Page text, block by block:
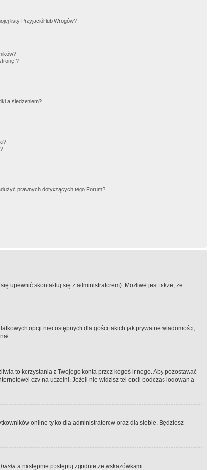
listy Przyjaciół lub Wrogów?
a śledzeniem?
prawnych dotyczących tego Forum?
upewnić skontaktuj się z administratorem). Możliwe jest także, że
opcji niedostępnych dla gości takich jak prywatne wiadomości,
to korzystania z Twojego konta przez kogoś innego. Aby pozostawać
czy na uczelni. Jeżeli nie widzisz tej opcji podczas logowania
online tylko dla administratorów oraz dla siebie. Będziesz
a następnie postępuj zgodnie ze wskazówkami.